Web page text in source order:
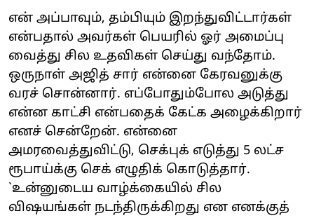
என் அப்பாவும், தம்பியும் இறந்துவிட்டார்கள்
என்பதால் அவர்கள் பெயரில் ஓர் அமைப்பு
வைத்து சில உதவிகள் செய்து வந்தோம்.
ஒருநாள் அஜித் சார் என்னை கேரவனுக்கு
வரச் சொன்னார். எப்போதும்போல அடுத்து
என்ன காட்சி என்பதைக் கேட்க அழைக்கிறார்
எனச் சென்றேன். என்னை
அமரவைத்துவிட்டு, செக்புக் எடுத்து 5 லட்ச
ரூபாய்க்கு செக் எழுதிக் கொடுத்தார்.
`உன்னுடைய வாழ்க்கையில் சில
விஷயங்கள் நடந்திருக்கிறது என எனக்குத்